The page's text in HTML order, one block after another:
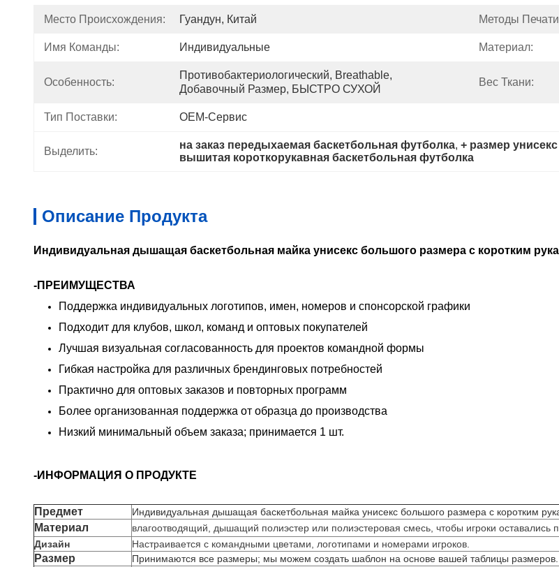
Место Происхождения: Гуандун, Китай Методы
Имя Команды: Индивидуальные Материал:
Особенность:
Противобактериологический, Breathable,
Добавочный Размер, БЫСТРО СУХОЙ
Вес Ткани:
Тип Поставки: OEM-Сервис
Выделить:
на заказ передыхаемая баскетбольная футболка, + размер
вышитая короткорукавная баскетбольная футболка
Описание Продукта
Индивидуальная дышащая баскетбольная майка унисекс большого размера с коротким
-ПРЕИМУЩЕСТВА
Поддержка индивидуальных логотипов, имен, номеров и спонсорской графики
Подходит для клубов, школ, команд и оптовых покупателей
Лучшая визуальная согласованность для проектов командной формы
Гибкая настройка для различных брендинговых потребностей
Практично для оптовых заказов и повторных программ
Более организованная поддержка от образца до производства
Низкий минимальный объем заказа; принимается 1 шт.
-ИНФОРМАЦИЯ О ПРОДУКТЕ
Предмет Индивидуальная дышащая баскетбольная майка унисекс большого размера с коротким
Материал
влагоотводящий, дышащий полиэстер или полиэстеровая смесь, чтобы игроки оставались
Дизайн
Настраивается с командными цветами, логотипами и номерами игроков.
Размер
Принимаются все размеры; мы можем создать шаблон на основе вашей таблицы размеров.